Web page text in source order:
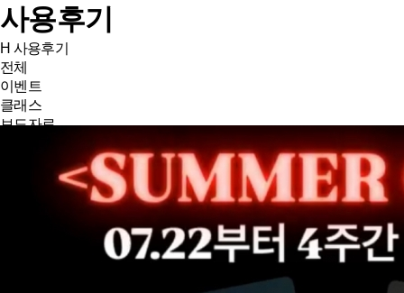
사용후기
H 사용후기
전체
이벤트
클래스
보도자료